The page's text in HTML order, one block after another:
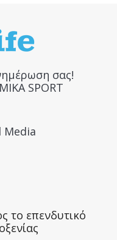
σας!
SPORT
Media
το επενδυτικό